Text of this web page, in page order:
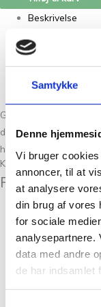
Samtykke
Denne
Vi bruger
annoncer, til at
at analysere
din brug af vores
for sociale
analysepartnere.
data med andre
de har indsamlet
Beskrivelse
Anmeldelser (0)
Gavekort 800 DKK.
det beløb der passer
hyggelige butik og blive
Kunder købte også
Relaterede
Gavekort
Gavekort
kr. 200,00